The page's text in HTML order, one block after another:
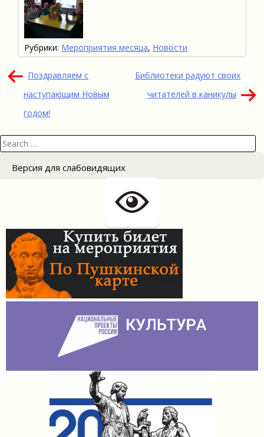
Рубрики: Мероприятия месяца, Новости
Навигация
по
записям
Поздравляем с
наступающим Новым
годом!
Библиотеки радуют своих
читателей в каникулы
Search
for:
Версия для слабовидящих